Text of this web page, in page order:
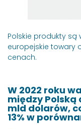
Polskie produkty
europejskie towary
cenach.
W 2022 roku
między Polską
mld dolarów,
13% w